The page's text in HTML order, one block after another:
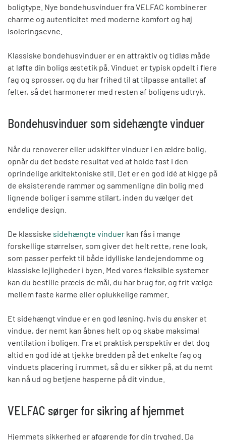
boligtype. Nye bondehusvinduerfra VELFAC kombinerer
charme og autenticitet med moderne komfort og høj
isoleringsevne.
Klassiske bondehusvinduer er en attraktiv og tidløs måde
at løfte din boligs æstetik på. Vinduet ertypisk opdelt i flere
fag og sprosser, og du har frihed til at tilpasse antallet af
felter, så det harmonerer med resten af boligens udtryk
Bondehusvinduer som sidehængte vinduer
Når du renoverer eller udskifter vinduer i en ældre bolig,
opnår du det bedste resultat ved at holde fast i den
oprindelige arkitektoniske stil. Det er en god idé at kigge på
de eksisterende rammer og sammenligne din bolig med
lignende boliger i samme stilart, inden du vælger det
endelige design.
De klassiske sidehængte vinduer kan fås i mange
forskellige størrelser, som giver det helt rette, rene look,
som passer perfekt til både idylliske landejendomme og
klassiske lejligheder i byen. Med vores fleksible systemer
kan du bestille præcis de mål, du har brug for, og frit vælge
mellem faste karme eller oplukkelige rammer.
Et sidehængt vindue er en god løsning, hvis du ønsker et
vindue, der nemt kan åbnes helt op og skabe maksimal
ventilation i boligen. Fra et praktisk perspektiv er det dog
altid en god idé at tjekke bredden på det enkelte fag og
vinduets placering i rummet, så du er sikker på, at du nemt
kan nå ud og betjene hasperne på dit vindue.
VELFAC sørger for sikring af hjemmet
Hjemmets sikkerhed er afgørende for din tryghed. Da